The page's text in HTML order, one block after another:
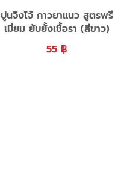
ปูนจิงโจ้ กาวยาแนว สูตรพรี
เมี่ยม ยับยั้งเชื้อรา (สีขาว)
55 ฿